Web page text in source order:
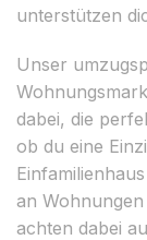
unterstützen
Unser
dabei, die
ob du eine
an
achten dabei